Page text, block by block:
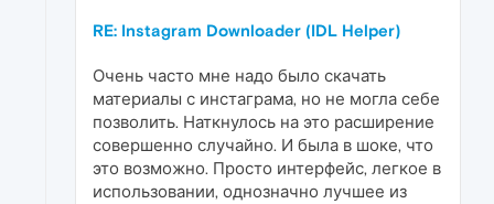
RE: Instagram Downloader (IDL Helper)
Очень часто мне надо было скачать
материалы с инстаграма, но не могла себе
позволить. Наткнулось на это расширение
совершенно случайно. И была в шоке, что
это возможно. Просто интерфейс, легкое в
использовании, однозначно лучшее из